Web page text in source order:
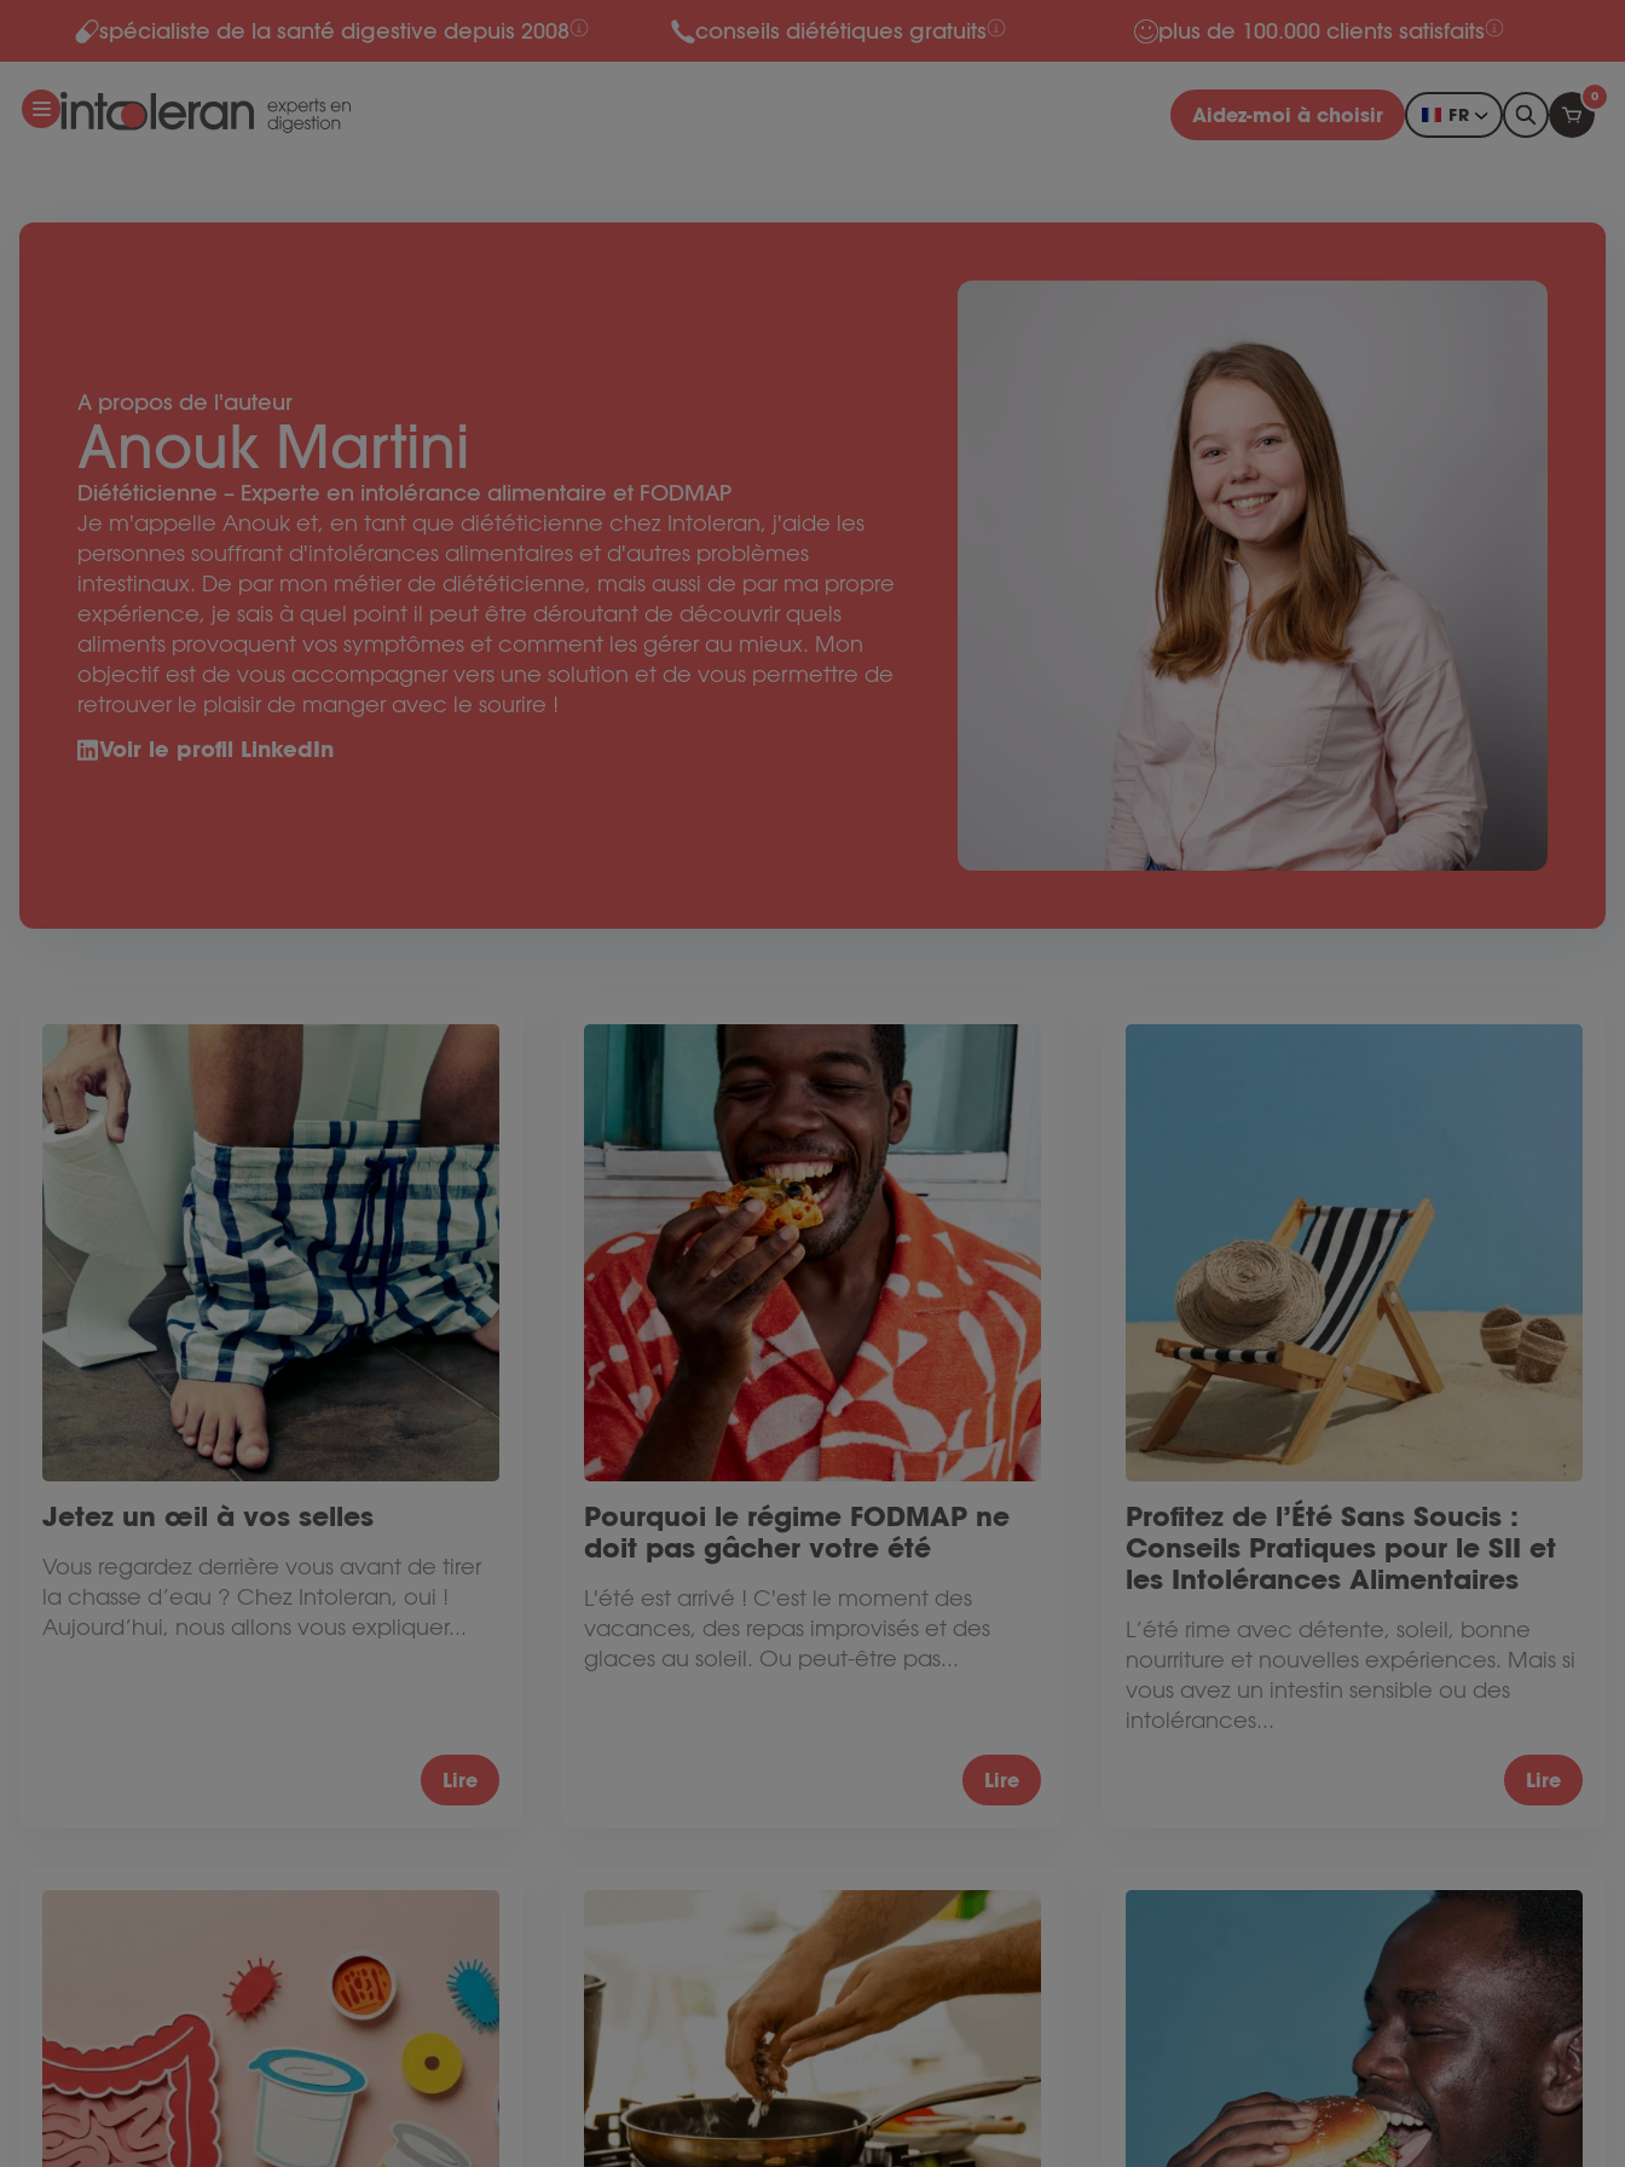
Skip to contentspécialiste de la santé digestive depuis 2008 conseils diététiques gratuits plus de 100.000 clients satisfaits
Aidez-moi à choisir FR
0
A propos de l'auteur
Anouk Martini
Diététicienne – Experte en intolérance alimentaire et FODMAP
Je m'appelle Anouk et, en tant que diététicienne chez Intoleran, j'aide les
personnes souffrant d'intolérances alimentaires et d'autres problèmes
intestinaux. De par mon métier de diététicienne, mais aussi de par ma propre
expérience, je sais à quel point il peut être déroutant de découvrir quels
aliments provoquent vos symptômes et comment les gérer au mieux. Mon
objectif est de vous accompagner vers une solution et de vous permettre de
retrouver le plaisir de manger avec le sourire !
Voir le profil LinkedIn
Jetez un œil à vos selles
Vous regardez derrière vous avant de tirer
la chasse d’eau ? Chez Intoleran, oui !
Aujourd’hui, nous allons vous expliquer...
Lire
Pourquoi le régime FODMAP ne
doit pas gâcher votre été
L'été est arrivé ! C'est le moment des
vacances, des repas improvisés et des
glaces au soleil. Ou peut-être pas...
Lire
Profitez de l’Été Sans Soucis :
Conseils Pratiques pour le SII et
les Intolérances Alimentaires
L’été rime avec détente, soleil, bonne
nourriture et nouvelles expériences. Mais si
vous avez un intestin sensible ou des
intolérances...
Lire